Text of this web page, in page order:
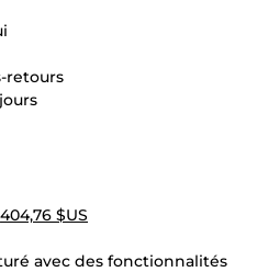
retours
404,76 $US
avec des fonctionnalités